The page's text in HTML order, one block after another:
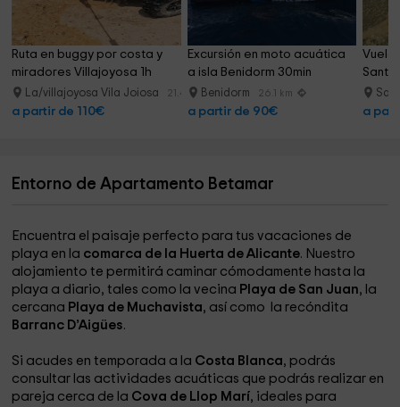
Ruta en buggy por costa y
miradores Villajoyosa 1h
La/villajoyosa Vila Joiosa 21.4 km
a partir de 110€
Excursión en moto acuática
a isla Benidorm 30min
Benidorm 26.1 km
a partir de 90€
Vuelo
Santa
a
Entorno de Apartamento Betamar
Encuentra el paisaje perfecto para tus vacaciones de
playa en la comarca de la Huerta de Alicante. Nuestro
alojamiento te permitirá caminar cómodamente hasta la
playa a diario, tales como la vecina Playa de San Juan, la
cercana Playa de Muchavista, así como la recóndita
Barranc D’Aigües.
Si acudes en temporada a la Costa Blanca, podrás
consultar las actividades acuáticas que podrás realizar en
pareja cerca de la Cova de Llop Marí, ideales para